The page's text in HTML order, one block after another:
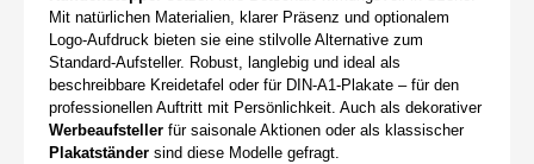
Mit natürlichen Materialien, klarer Präsenz und optionalem
Logo-Aufdruck bieten sie eine stilvolle Alternative zum
Standard-Aufsteller. Robust, langlebig und ideal als
beschreibbare Kreidetafel oder für DIN-A1-Plakate – für den
professionellen Auftritt mit Persönlichkeit. Auch als dekorativer
Werbeaufsteller für saisonale Aktionen oder als klassischer
Plakatständer sind diese Modelle gefragt.